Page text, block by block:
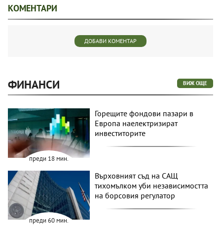
КОМЕНТАРИ
ДОБАВИ КОМЕНТАР
ФИНАНСИ ВИЖ ОЩЕ
преди 18 мин.
Горещите фондови пазари в
Европа наелектризират
инвеститорите
преди 60 мин.
Върховният съд на САЩ
тихомълком уби независимостта
на борсовия регулатор